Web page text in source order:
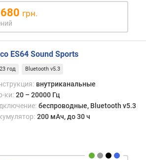
грн.
ES64 Sound Sports
год Bluetooth v5.3
внутриканальные
ки: 20 – 20000 Гц
беспроводные, Bluetooth v5.3
200 мАч, до 30 ч